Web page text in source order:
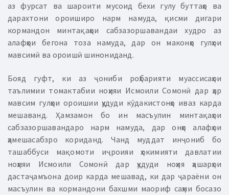
аз фурсат ва шароити мусоид бехи гулу буттаҳо ва
дарахтони ороиширо нарм намуда, қисми дигари
кормандон минтақаҳои сабзазоршавандаи худро аз
алафҳои бегона тоза намуда, дар он маконҳо гулҳои
мавсимӣ ва ороишӣ шинониданд.
Бояд гуфт, ки аз ҷониби роҳбарияти муассисаҳои
таълимии томактабии ноҳияи Исмоили Сомонӣ дар ҳар
мавсим гулҳои ороишии ҳудуди кӯдакистонҳо иваз карда
мешаванд. Ҳамзамон бо ин масъулин минтақаҳои
сабзазоршавандаро нарм намуда, дар онҳо алафҳои
ҳамешасабзро кориданд. Чанд муддат инҷониб бо
ташаббуси мақомоти иҷроияи ҳокимияти давлатии
ноҳияи Исмоили Сомонӣ дар ҳудуди ноҳия ҳашарҳои
дастаҷамъона доир карда мешавад, ки дар ҷараёни он
масъулин ва кормандони бахшми маориф саҳми босазо